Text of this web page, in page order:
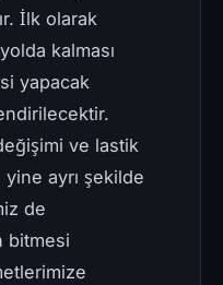
İlk olarak
kalması
yapacak
ve lastik
yine ayrı şekilde
de
bitmesi